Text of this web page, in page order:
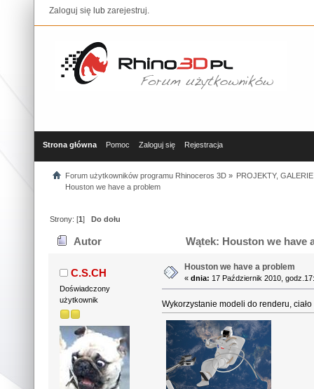
Zaloguj się lub zarejestruj.
Strona główna Pomoc Zaloguj się Rejestracja
Forum użytkowników programu Rhinoceros 3D» PROJEKTY,
Houston we have a problem
Strony: [1]Do dołu
Autor Wątek: Houston we have
C.S.CH
Doświadczony
użytkownik
Houston we have a problem
«dnia: 17 Październik 2010,
Wykorzystanie modeli do renderu,